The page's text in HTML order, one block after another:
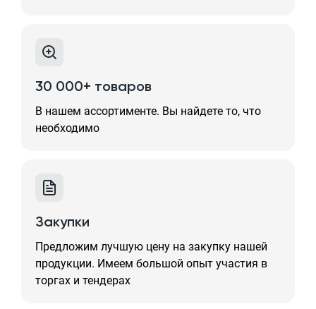
30 000+ товаров
В нашем ассортименте. Вы найдете то, что
необходимо
Закупки
Предложим лучшую цену на закупку нашей
продукции. Имеем большой опыт участия в
торгах и тендерах